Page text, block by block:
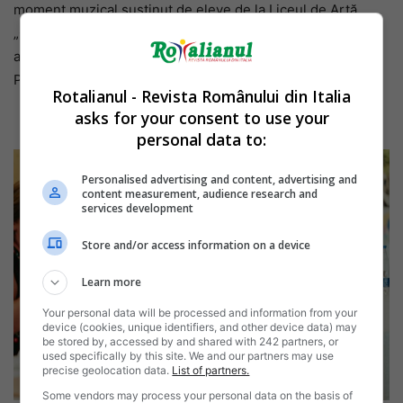
moment muzical susținut de eleve de la Liceul de Artă
„Gheorghe Tăttarescu”, premiate la nivel național pentru
aptitudinile artistice și prezente la tabăra de vară de la
Pavona.
Rotalianul - Revista Românului din Italia
asks for your consent to use your
personal data to:
Personalised advertising and content, advertising and
content measurement, audience research and
services development
Store and/or access information on a device
Learn more
Your personal data will be processed and information from your
device (cookies, unique identifiers, and other device data) may
be stored by, accessed by and shared with 242 partners, or
used specifically by this site. We and our partners may use
precise geolocation data. List of partners.
Some vendors may process your personal data on the basis of